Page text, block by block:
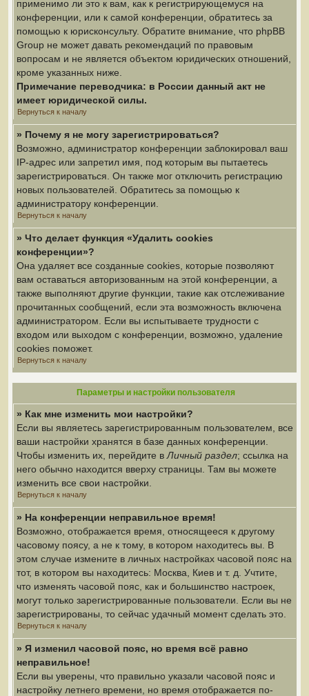
применимо ли это к вам, как к регистрирующемуся на
конференции, или к самой конференции, обратитесь за
помощью к юрисконсульту. Обратите внимание, что phpBB
Group не может давать рекомендаций по правовым
вопросам и не является объектом юридических отношений,
кроме указанных ниже.
Примечание переводчика: в России данный акт не
имеет юридической силы.
Вернуться к началу
» Почему я не могу зарегистрироваться?
Возможно, администратор конференции заблокировал ваш
IP-адрес или запретил имя, под которым вы пытаетесь
зарегистрироваться. Он также мог отключить регистрацию
новых пользователей. Обратитесь за помощью к
администратору конференции.
Вернуться к началу
» Что делает функция «Удалить cookies
конференции»?
Она удаляет все созданные cookies, которые позволяют
вам оставаться авторизованным на этой конференции, а
также выполняют другие функции, такие как отслеживание
прочитанных сообщений, если эта возможность включена
администратором. Если вы испытываете трудности с
входом или выходом с конференции, возможно, удаление
cookies поможет.
Вернуться к началу
Параметры и настройки пользователя
» Как мне изменить мои настройки?
Если вы являетесь зарегистрированным пользователем, все
ваши настройки хранятся в базе данных конференции.
Чтобы изменить их, перейдите в Личный раздел; ссылка на
него обычно находится вверху страницы. Там вы можете
изменить все свои настройки.
Вернуться к началу
» На конференции неправильное время!
Возможно, отображается время, относящееся к другому
часовому поясу, а не к тому, в котором находитесь вы. В
этом случае измените в личных настройках часовой пояс на
тот, в котором вы находитесь: Москва, Киев и т. д. Учтите,
что изменять часовой пояс, как и большинство настроек,
могут только зарегистрированные пользователи. Если вы не
зарегистрированы, то сейчас удачный момент сделать это.
Вернуться к началу
» Я изменил часовой пояс, но время всё равно
неправильное!
Если вы уверены, что правильно указали часовой пояс и
настройку летнего времени, но время отображается по-